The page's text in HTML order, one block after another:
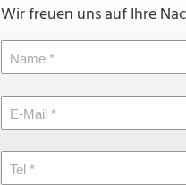
Wir freuen uns auf Ihre
Name
E-Mail
Tel